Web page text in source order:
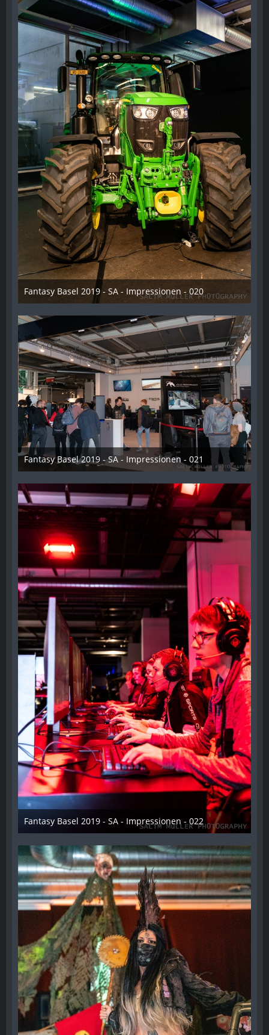
Fantasy Basel 2019 - SA - Impressionen - 020
21. Mai 2019
Fantasy Basel 2019 - SA - Impressionen - 021
21. Mai 2019
Fantasy Basel 2019 - SA - Impressionen - 022
21. Mai 2019